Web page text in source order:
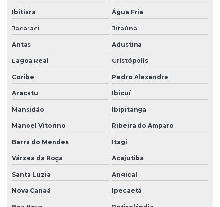
Recuperação de áreas degradadas e passivos ambientais
Recuperação de áreas degradadas pela mineração
Recuperação de áreas degradadas prad
Recuperação de áreas degradadas rurais
Regularização ambiental
Regularização ambiental na bahia
Regularização ambiental das propriedades
Regularização ambiental do empreendimento
Regularização ambiental de imóveis
Regularização ambiental de imóveis rurais
Ibitiara Água Fria
Jacaraci Jitaúna
Antas Adustina
Lagoa Real Cristópolis
Coribe Pedro Alexandre
Aracatu Ibicuí
Mansidão Ibipitanga
Manoel Vitorino Ribeira do Amparo
Barra do Mendes Itagi
Várzea da Roça Acajutiba
Santa Luzia Angical
Nova Canaã Ipecaetá